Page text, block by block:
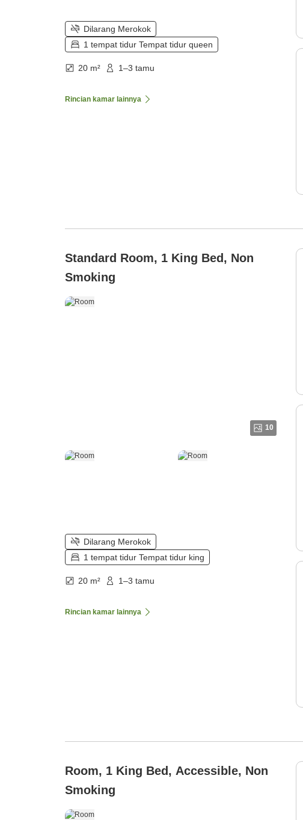
Dilarang Merokok
1 tempat tidur Tempat tidur queen
20 m² 1–3 tamu
Rincian kamar lainnya
Standard Room, 1 King Bed, Non
Smoking
10
Dilarang Merokok
1 tempat tidur Tempat tidur king
20 m² 1–3 tamu
Rincian kamar lainnya
Room, 1 King Bed, Accessible, Non
Smoking